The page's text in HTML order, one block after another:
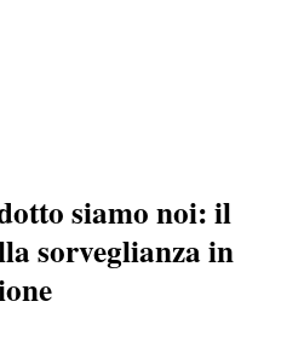
siamo noi: il
sorveglianza in